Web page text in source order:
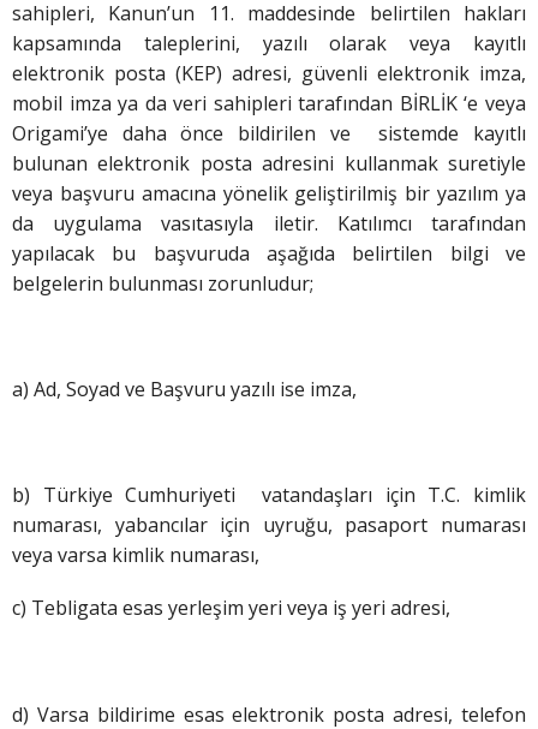
sahipleri, Kanun’un 11. maddesinde belirtilen hakları
kapsamında taleplerini, yazılı olarak veya kayıtlı
elektronik posta (KEP) adresi, güvenli elektronik imza,
mobil imza ya da veri sahipleri tarafından BİRLİK ‘e veya
Origami’ye daha önce bildirilen ve sistemde kayıtlı
bulunan elektronik posta adresini kullanmak suretiyle
veya başvuru amacına yönelik geliştirilmiş bir yazılım ya
da uygulama vasıtasıyla iletir. Katılımcı tarafından
yapılacak bu başvuruda aşağıda belirtilen bilgi ve
belgelerin bulunması zorunludur;
a) Ad, Soyad ve Başvuru yazılı ise imza,
b) Türkiye Cumhuriyeti vatandaşları için T.C. kimlik
numarası, yabancılar için uyruğu, pasaport numarası
veya varsa kimlik numarası,
c) Tebligata esas yerleşim yeri veya iş yeri adresi,
d) Varsa bildirime esas elektronik posta adresi, telefon